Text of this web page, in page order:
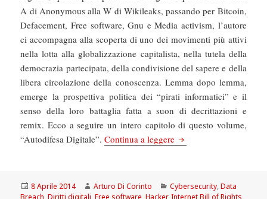
A di Anonymous alla W di Wikileaks, passando per Bitcoin,
Defacement, Free software, Gnu e Media activism, l’autore
ci accompagna alla scoperta di uno dei movimenti più attivi
nella lotta alla globalizzazione capitalista, nella tutela della
democrazia partecipata, della condivisione del sapere e della
libera circolazione della conoscenza. Lemma dopo lemma,
emerge la prospettiva politica dei “pirati informatici” e il
senso della loro battaglia fatta a suon di decrittazioni e
remix. Ecco a seguire un intero capitolo di questo volume,
“Autodifesa Digitale”.Continua a leggere La Repubblica: “Un
Scritto
il
8 Aprile 2014 Autore
Arturo Di Corinto Categorie
Cybersecurity,Data
Breach ,Diritti digitali ,Free software ,Hacker,Internet Bill of Rights